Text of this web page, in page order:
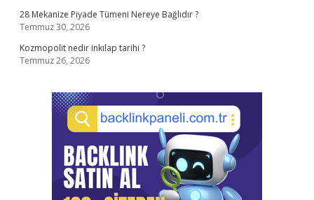
28 Mekanize Piyade Tümeni Nereye Bağlıdır ?
Temmuz 30, 2026
Kozmopolit nedir inkılap tarihi ?
Temmuz 26, 2026